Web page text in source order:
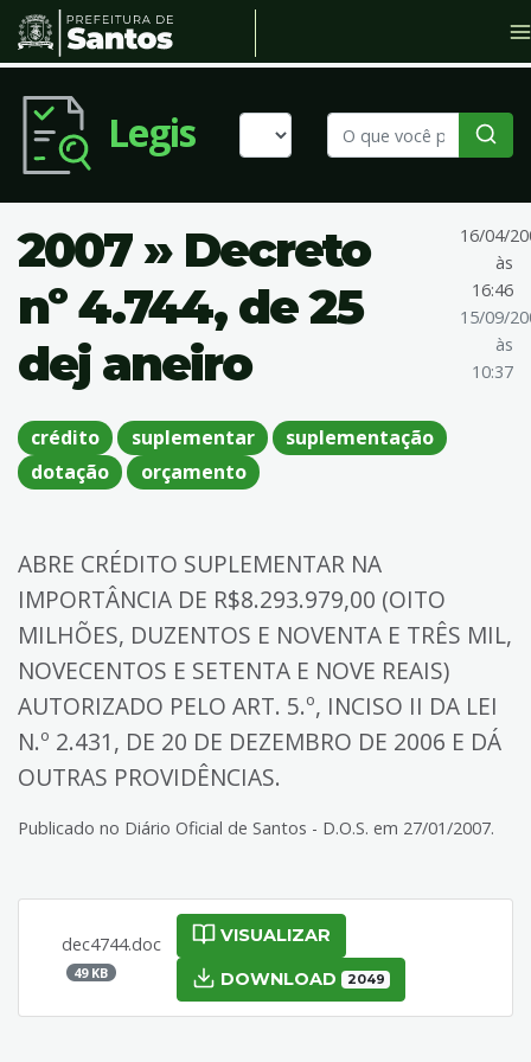
Legis
2007 » Decreto
nº 4.744, de 25
dej aneiro
16/04/
às
16:46
15/09/
às
10:37
crédito suplementar
suplementação
dotação
orçamento
ABRE CRÉDITO SUPLEMENTAR NA
IMPORTÂNCIA DE R$8.293.979,00 (OITO
MILHÕES, DUZENTOS E NOVENTA E TRÊS MIL,
NOVECENTOS E SETENTA E NOVE REAIS)
AUTORIZADO PELO ART. 5.º, INCISO II DA LEI
N.º 2.431, DE 20 DE DEZEMBRO DE 2006 E DÁ
OUTRAS PROVIDÊNCIAS.
Publicado no Diário Oficial de Santos - D.O.S. em 27/01/2007.
dec4744.doc
49 KB
VISUALIZAR
DOWNLOAD 2049